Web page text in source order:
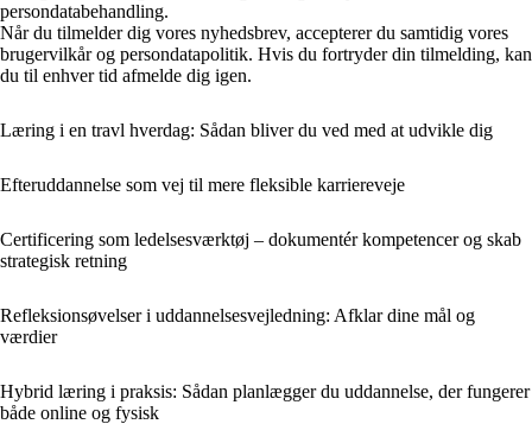
persondatabehandling.
Når du tilmelder dig vores nyhedsbrev, accepterer du samtidig vores
brugervilkår og persondatapolitik. Hvis du fortryder din tilmelding, kan
du til enhver tid afmelde dig igen.
Læring i en travl hverdag: Sådan bliver du ved med at udvikle dig
Efteruddannelse som vej til mere fleksible karriereveje
Certificering som ledelsesværktøj – dokumentér kompetencer og skab
strategisk retning
Refleksionsøvelser i uddannelsesvejledning: Afklar dine mål og
værdier
Hybrid læring i praksis: Sådan planlægger du uddannelse, der fungerer
både online og fysisk